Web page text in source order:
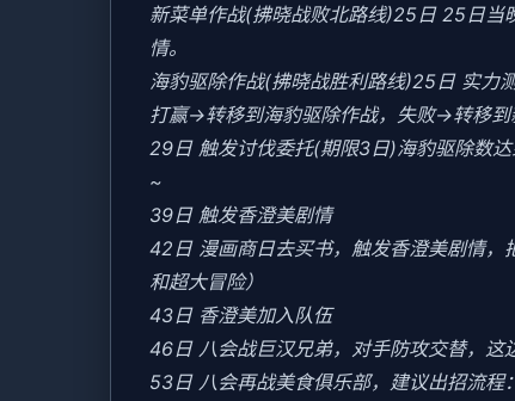
新菜单作战(拂晓战败北路线)25日 25日当
情。
海豹驱除作战(拂晓战胜利路线)25日 实力
打赢→转移到海豹驱除作战，失败→转移到
29日 触发讨伐委托(期限3日)海豹驱除数
~
39日 触发香澄美剧情
42日 漫画商日去买书，触发香澄美剧情，
和超大冒险）
43日 香澄美加入队伍
46日 八会战巨汉兄弟，对手防攻交替，这
53日 八会再战美食俱乐部，建议出招流